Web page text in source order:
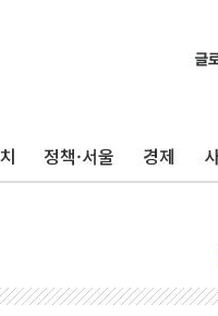
정책·서울 경제